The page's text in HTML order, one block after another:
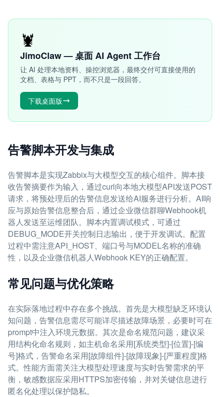
🦞
JimoClaw — 桌面 AI Agent 工作台
让 AI 处理本地资料、操控浏览器，最终交付可直接使用的
文档、表格与 PPT，而不只是一段回答。
下载桌面版
告警脚本开发与集成
告警脚本是实现Zabbix与大模型交互的核心组件。脚本接
收告警摘要作为输入，通过curl向本地大模型API发送POST
请求，将预处理后的告警信息发送给AI服务进行分析。AI响
应与原始告警信息整合后，通过企业微信群聊Webhook机
器人发送至运维团队。脚本内置调试模式，可通过
DEBUG_MODE开关控制日志输出，便于开发调试。配置
过程中需注意API_HOST、端口号与MODEL名称的准确
性，以及企业微信机器人Webhook KEY的正确配置。
常见问题与优化策略
在实际落地过程中存在多个挑战。首先是大模型缺乏环境认
知问题，告警信息需尽可能详尽描述故障场景，必要时可在
prompt中注入环境元数据。其次是命名规范问题，建议采
用结构化命名规则，如主机命名采用[系统类型]-[位置]-[编
号]格式，告警命名采用[故障组件]-[故障现象]-[严重程度]格
式。性能方面需关注大模型处理速度与实时告警需求的平
衡，敏感数据应采用HTTPS加密传输，并对关键信息进行
匿名化处理以保护隐私。